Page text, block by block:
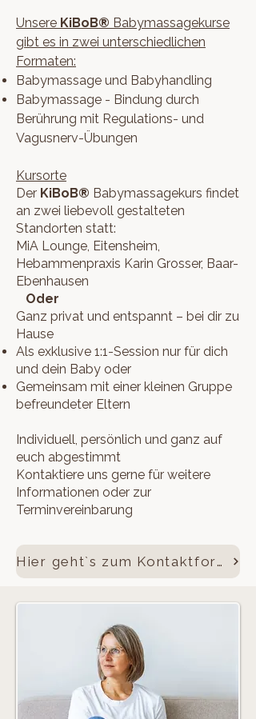
Unsere KiBoB® Babymassagekurse
gibt es in zwei unterschiedlichen
Formaten:
Babymassage und Babyhandling
Babymassage - Bindung durch
Berührung mit Regulations- und
Vagusnerv-Übungen
Kursorte
Der KiBoB® Babymassagekurs findet
an zwei liebevoll gestalteten
Standorten statt:
MiA Lounge, Eitensheim,
Hebammenpraxis Karin Grosser, Baar-
Ebenhausen
Oder
Ganz privat und entspannt – bei dir zu
Hause
Als exklusive 1:1-Session nur für dich
und dein Baby oder
Gemeinsam mit einer kleinen Gruppe
befreundeter Eltern
​Individuell, persönlich und ganz auf
euch abgestimmt
Kontaktiere uns gerne für weitere
Informationen oder zur
Terminvereinbarung
Hier geht`s zum Kontaktformular